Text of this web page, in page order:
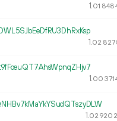
1.01 848
1.02 827
1.00 371
1.02 920